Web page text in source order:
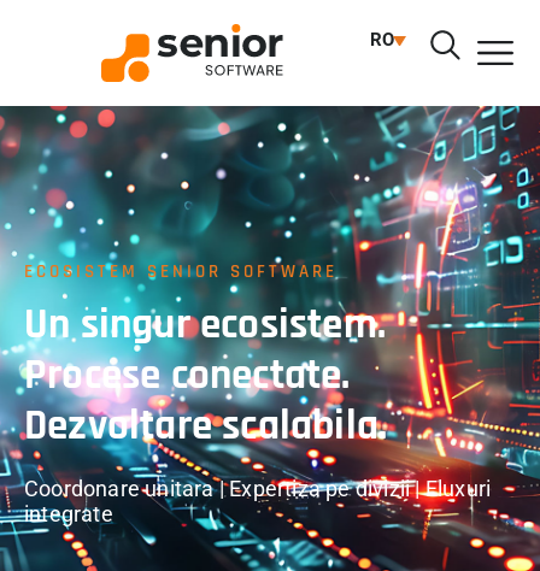
RO
ECOSISTEM SENIOR SOFTWARE
Un singur ecosistem.
Procese conectate.
Dezvoltare scalabila.
Coordonare unitara | Expertiza pe divizii | Fluxuri
integrate